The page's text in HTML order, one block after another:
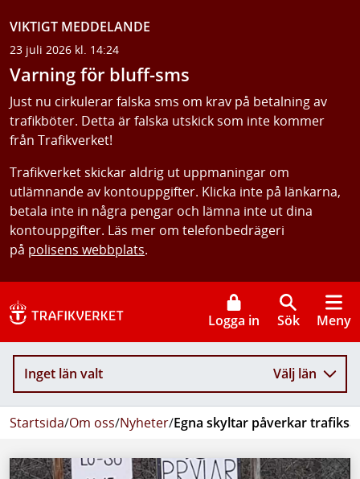
VIKTIGT MEDDELANDE
23 juli 2026 kl. 14:24
Varning för bluff-sms
Just nu cirkulerar falska sms om krav på betalning av
trafikböter. Detta är falska utskick som inte kommer
från Trafikverket!
Trafikverket skickar aldrig ut uppmaningar om
utlämnande av kontouppgifter. Klicka inte på länkarna,
betala inte in några pengar och lämna inte ut dina
kontouppgifter. Läs mer om telefonbedrägeri
på polisens webbplats.
Logga in Sök Meny
Inget län valt Välj län
Startsida/Om oss/Nyheter/Egna skyltar påverkar